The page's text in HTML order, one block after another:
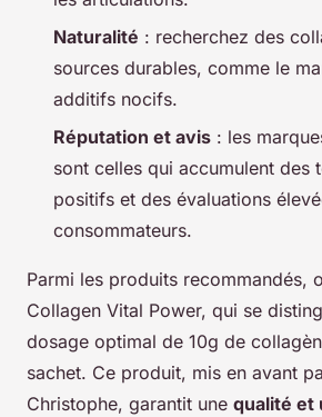
Naturalité : recherchez des
sources durables, comme le
additifs nocifs.
Réputation et avis : les
sont celles qui accumulent des
positifs et des évaluations
consommateurs.
Parmi les produits recommandés,
Collagen Vital Power, qui se
dosage optimal de 10g de
sachet. Ce produit, mis en avant
Christophe, garantit une qualité et